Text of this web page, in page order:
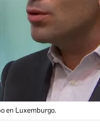
en Luxemburgo.